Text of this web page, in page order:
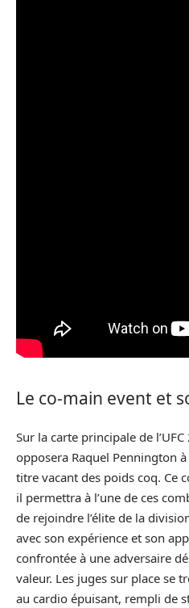
Le co-main event et
Sur la carte principale de
opposera Raquel Pennington
titre vacant des poids coq. Ce
il permettra à l’une de ces
de rejoindre l’élite de la
avec son expérience et son
confrontée à une adversaire
valeur. Les juges sur place se
au cardio épuisant, rempli de